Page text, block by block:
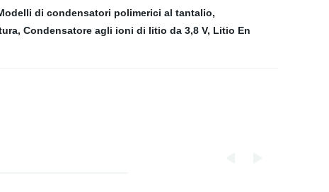
di condensatori polimerici al tantalio,
, Condensatore agli ioni di litio da 3,8 V, Litio En